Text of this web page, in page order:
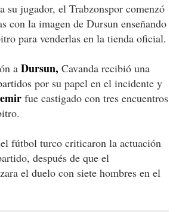
su jugador, el Trabzonspor comenzó
con la imagen de Dursun enseñando
para venderlas en la tienda oficial.
a Dursun, Cavanda recibió una
por su papel en el incidente y
fue castigado con tres encuentros
fútbol turco criticaron la actuación
después de que el
el duelo con siete hombres en el